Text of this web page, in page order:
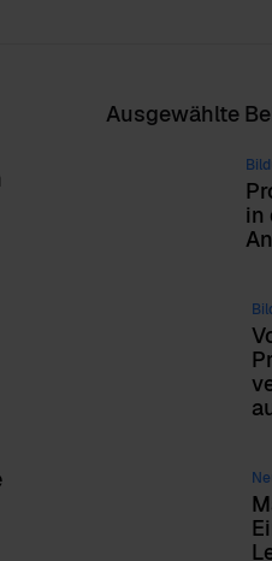
Ausgewählte
in